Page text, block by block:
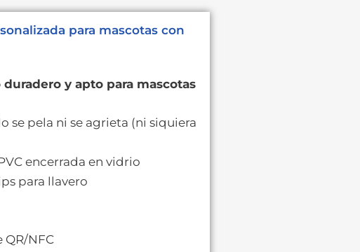
para mascotas con
y apto para mascotas
se pela ni se agrieta (ni siquiera
encerrada en vidrio
para llavero
NFC